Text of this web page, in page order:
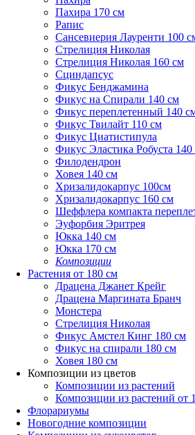
Пахира 170 см
Рапис
Сансевиерия Лауренти 100
Стрелиция Николая
Стрелиция Николая 160 см
Сциндапсус
Фикус Бенджамина
Фикус на Спирали 140 см
Фикус переплетенный 140
Фикус Твилайт 110 см
Фикус Циатистипула
Фикус Эластика Робуста 140
Филодендрон
Ховея 140 см
Хризалидокарпус 100см
Хризалидокарпус 160 см
Шеффлера компакта
Эуфорбия Эритрея
Юкка 140 см
Юкка 170 см
Композиции
Растения от 180 см
Драцена Джанет Крейг
Драцена Маргината Бранч
Монстера
Стрелиция Николая
Фикус Амстел Кинг 180 см
Фикус на спирали 180 см
Ховея 180 см
Композиции из цветов
Композиции из растений
Композиции из растений от
Флорариумы
Новогодние композиции